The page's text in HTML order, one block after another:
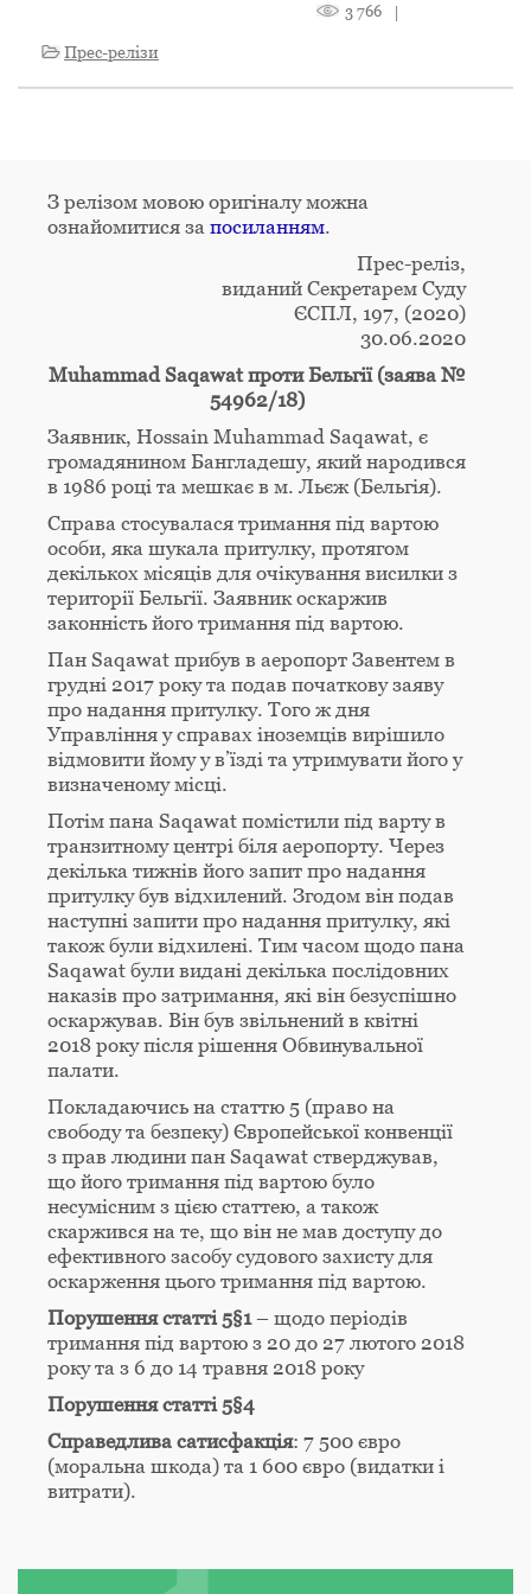
3 766
|
Прес-релізи
З релізом мовою оригіналу можна
ознайомитися за посиланням.
Прес-реліз,
виданий Секретарем Суду
ЄСПЛ, 197, (2020)
30.06.2020
Muhammad Saqawat проти Бельгії (заява №
54962/18)
Заявник, Hossain Muhammad Saqawat, є
громадянином Бангладешу, який народився
в 1986 році та мешкає в м. Льєж (Бельгія).
Справа стосувалася тримання під вартою
особи, яка шукала притулку, протягом
декількох місяців для очікування висилки з
території Бельгії. Заявник оскаржив
законність його тримання під вартою.
Пан Saqawat прибув в аеропорт Завентем в
грудні 2017 року та подав початкову заяву
про надання притулку. Того ж дня
Управління у справах іноземців вирішило
відмовити йому у в’їзді та утримувати його у
визначеному місці.
Потім пана Saqawat помістили під варту в
транзитному центрі біля аеропорту. Через
декілька тижнів його запит про надання
притулку був відхилений. Згодом він подав
наступні запити про надання притулку, які
також були відхилені. Тим часом щодо пана
Saqawat були видані декілька послідовних
наказів про затримання, які він безуспішно
оскаржував. Він був звільнений в квітні
2018 року після рішення Обвинувальної
палати.
Покладаючись на статтю 5 (право на
свободу та безпеку) Європейської конвенції
з прав людини пан Saqawat стверджував,
що його тримання під вартою було
несумісним з цією статтею, а також
скаржився на те, що він не мав доступу до
ефективного засобу судового захисту для
оскарження цього тримання під вартою.
Порушення статті 5§1– щодо періодів
тримання під вартою з 20 до 27 лютого 2018
року та з 6 до 14 травня 2018 року
Порушення статті 5§4
Справедлива сатисфакція: 7 500 євро
(моральна шкода) та 1 600 євро (видатки і
витрати).